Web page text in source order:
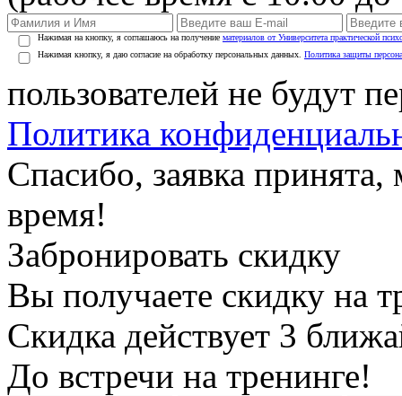
Нажимая на кнопку, я соглашаюсь на получение материалов от Университета практической
Нажимая кнопку, я даю согласие на обработку персональных данных. Политика защиты
пользователей не будут
Политика
Спасибо, заявка
время!
Забронировать скидку
Вы получаете скидку на
Скидка действует 3
До встречи на тренинге!